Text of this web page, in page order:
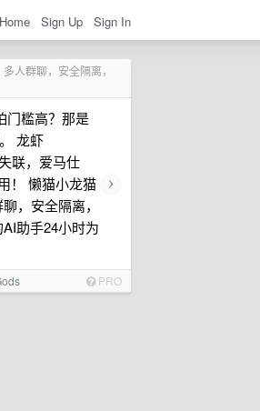
Home Sign Up Sign In
人群聊，安全隔离，
门槛高？那是
龙虾
联，爱马仕
！ 懒猫小龙猫
，安全隔离，
助手24小时为
›
PRO